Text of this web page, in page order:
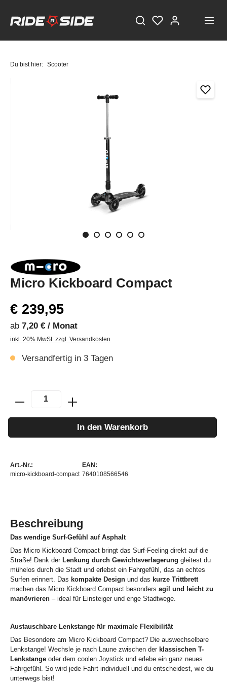
Du bist hier: Scooter
Micro Kickboard Compact
€ 239,95
ab 7,20 € / Monat
inkl. 20% MwSt. zzgl. Versandkosten
Versandfertig in 3 Tagen
In den Warenkorb
Art.-Nr.:
micro-kickboard-compact
EAN:
7640108566546
Beschreibung
Das wendige Surf-Gefühl auf Asphalt
Das Micro Kickboard Compact bringt das Surf-Feeling direkt auf die
Straße! Dank der Lenkung durch Gewichtsverlagerung gleitest du
mühelos durch die Stadt und erlebst ein Fahrgefühl, das an echtes
Surfen erinnert. Das kompakte Design und das kurze Trittbrett
machen das Micro Kickboard Compact besonders agil und leicht zu
manövrieren – ideal für Einsteiger und enge Stadtwege.
Austauschbare Lenkstange für maximale Flexibilität
Das Besondere am Micro Kickboard Compact? Die auswechselbare
Lenkstange! Wechsle je nach Laune zwischen der klassischen T-
Lenkstange oder dem coolen Joystick und erlebe ein ganz neues
Fahrgefühl. So wird jede Fahrt individuell und du entscheidest, wie du
unterwegs bist!